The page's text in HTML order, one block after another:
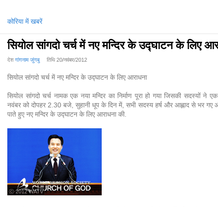
कोरिया में खबरें
सियोल सांगदो चर्च में नए मन्दिर के उद्घाटन के लिए
देश गांगनाम जुंगबु तिथि20/नवंबर/2012
सियोल सांगदो चर्च में नए मन्दिर के उद्घाटन के लिए आराधना
सियोल सांगदो चर्च नामक एक नया मन्दिर का निर्माण पूरा हो गया जिसकी सदस्यों ने
नवंबर को दोपहर 2.30 बजे, सुहानी धूप के दिन में, सभी सदस्य हर्ष और आह्लाद से भर गए
पाते हुए नए मन्दिर के उद्घाटन के लिए आराधना की.
ⓒ 2012 WATV